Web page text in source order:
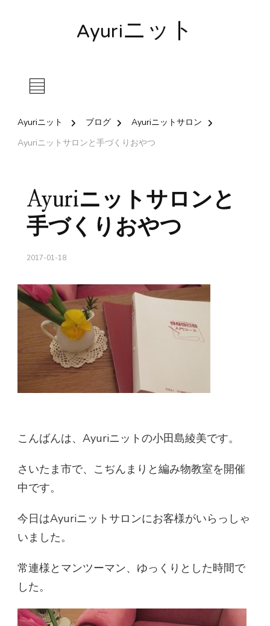
Ayuriニット
Ayuriニット ブログ
Ayuriニットサロン
Ayuriニットサロンと手づくりおやつ
Ayuriニットサロンと
手づくりおやつ
2017-01-18
こんばんは、Ayuriニットの小田島綾美です。
さいたま市で、こぢんまりと編み物教室を開催
中です。
今日はAyuriニットサロンにお客様がいらっしゃ
いました。
常連様とマンツーマン、ゆっくりとした時間で
した。